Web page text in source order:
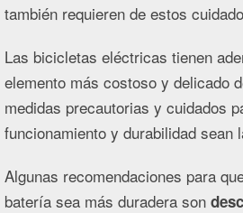
también requieren de estos
Las bicicletas eléctricas tienen
elemento más costoso y delicado
medidas precautorias y cuidados
funcionamiento y durabilidad sean
Algunas recomendaciones para
batería sea más duradera son